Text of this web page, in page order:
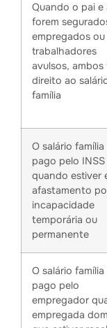
Quando o pai e
forem
empregados ou
trabalhadores
avulsos, ambos
direito ao
família
O salário família
pago pelo INSS
quando estiver
afastamento
incapacidade
temporária ou
permanente
O salário família
pago pelo
empregador
empregada